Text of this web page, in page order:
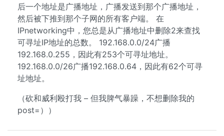
后一个地址是广播地址，广播发送到那个广播地址，
然后被下推到那个子网的所有客户端。 在
IPnetworking中，您总是从广播地址中删除2来查找
可寻址IP地址的总数。 192.168.0.0/24广播
192.168.0.255，因此有253个可寻址地址。
192.168.0.0/26广播192.168.0.64，因此有62个可寻
址地址。
（砍和威利殴打我 – 但我脾气暴躁，不想删除我的
post=））